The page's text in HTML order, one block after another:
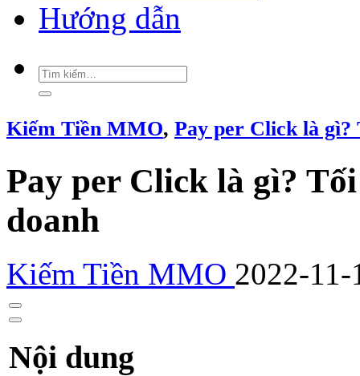
Hướng dẫn
Kiếm Tiền MMO, Pay per Click là gì?
Pay per Click là gì?
doanh
Kiếm Tiền MMO 2022-
Nội dung